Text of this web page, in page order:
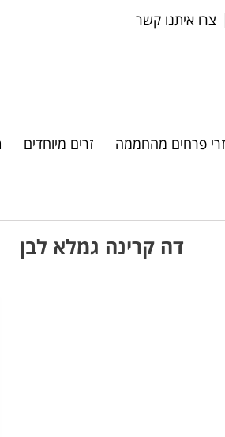
צרו איתנו קשר
זרי פרחים מהחממה זרים מיוחדים
דה קרינה גמלא לבן